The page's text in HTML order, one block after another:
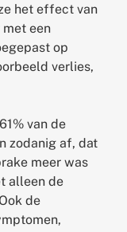
het effect van
met een
op
verlies,
van de
zodanig af, dat
meer was
alleen de
de